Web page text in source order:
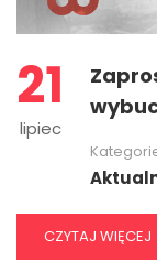
21
lipiec
CZYTAJ WIĘCEJ